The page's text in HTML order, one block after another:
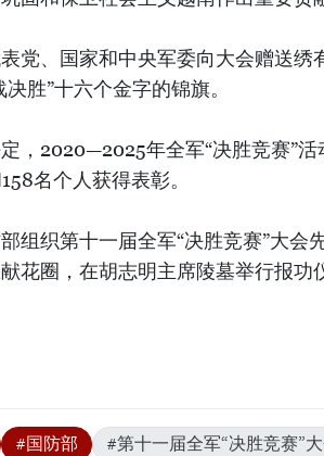
党、国家和中央军委向大会赠送
胜”十六个金字的锦旗。
，2020—2025年全军“决胜竞赛”活
名个人获得表彰。
组织第十一届全军“决胜竞赛”大会
花圈，在胡志明主席陵墓举行报功
#国防部 #第十一届全军“决胜竞赛”